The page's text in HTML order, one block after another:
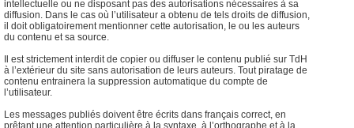
intellectuelle ou ne disposant pas des autorisations nécessaires à sa
diffusion. Dans le cas où l’utilisateur a obtenu de tels droits de diffusion,
il doit obligatoirement mentionner cette autorisation, le ou les auteurs
du contenu et sa source.
Il est strictement interdit de copier ou diffuser le contenu publié sur TdH
à l’extérieur du site sans autorisation de leurs auteurs. Tout piratage de
contenu entrainera la suppression automatique du compte de
l’utilisateur.
Les messages publiés doivent être écrits dans français correct, en
prêtant une attention particulière à la syntaxe, à l’orthographe et à la